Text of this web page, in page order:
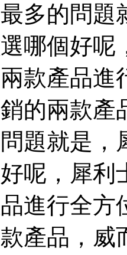
多的問
哪個好呢
款產品進
的兩款產
題就是
呢，犀利
進行全方
產品，